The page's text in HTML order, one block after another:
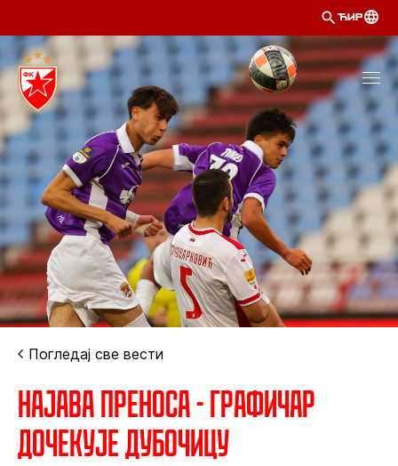
ЋИР
Погледај све вести
Најава преноса - Графичар
дочекује Дубочицу